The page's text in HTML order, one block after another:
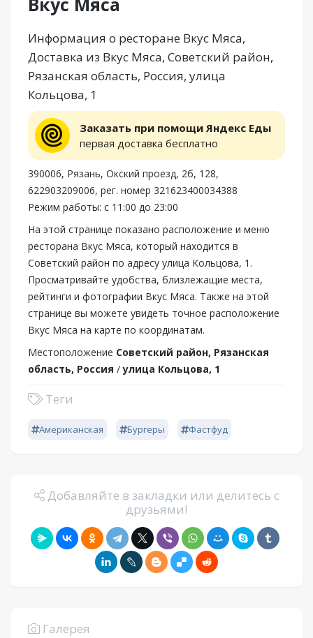
Информация о ресторане Вкус Мяса,
Доставка из Вкус Мяса, Советский район,
Рязанская область, Россия, улица
Кольцова, 1
Заказать при помощи Яндекс Еды
первая доставка бесплатно
390006, Рязань, Окский проезд, 2б, 128,
622903209006, рег. номер 321623400034388
Режим работы: с 11:00 до 23:00
На этой странице показано расположение и меню
ресторана Вкус Мяса, который находится в
Советский район по адресу улица Кольцова, 1.
Просматривайте удобства, близлежащие места,
рейтинги и фотографии Вкус Мяса. Также на этой
странице вы можете увидеть точное расположение
Вкус Мяса на карте по координатам.
Местоположение Советский район, Рязанская
область, Россия /улица Кольцова, 1
Теги
Американская Бургеры Фастфуд
Добавляйте в закладки или делитесь с
друзьями!
Галерея